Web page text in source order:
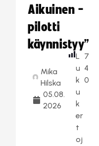
Aikuinen -
pilotti
käynnistyy”
Mika
Hilska
05.08.
2026
L
u
k
u
k
er
t
oj
7
4
0